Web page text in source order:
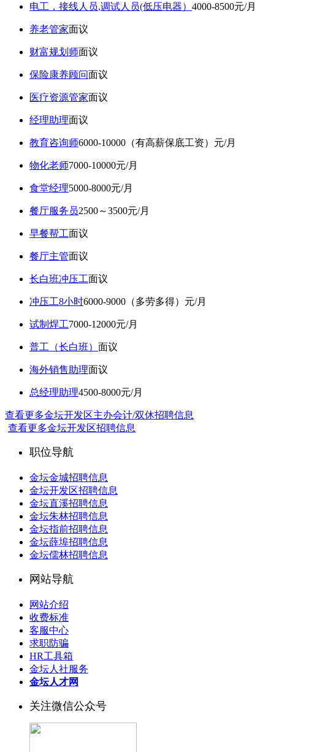
电工，接线人员,调试人员(低压电器） 4000-8500元/月
养老管家面议
财富规划师面议
保险康养顾问面议
医疗资源管家面议
经理助理面议
教育咨询师6000-10000（有高薪保底工资）元/月
物化老师7000-10000元/月
食堂经理5000-8000元/月
餐厅服务员2500～3500元/月
早餐帮工面议
餐厅主管面议
长白班冲压工面议
冲压工8小时6000-9000（多劳多得）元/月
试制焊工7000-12000元/月
普工（长白班） 面议
海外销售助理面议
总经理助理4500-8000元/月
查看更多金坛开发区主办会计/双休招聘信息
查看更多金坛开发区招聘信息
职位导航
金坛金城招聘信息
金坛开发区招聘信息
金坛直溪招聘信息
金坛朱林招聘信息
金坛指前招聘信息
金坛薛埠招聘信息
金坛儒林招聘信息
网站导航
网站介绍
收费标准
客服中心
求职防骗
HR工具箱
金坛人社服务
金坛人才网
关注微信公众号